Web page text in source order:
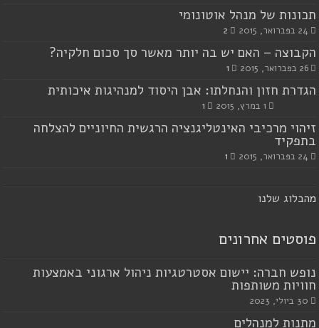
תכונות של מנהל אוטונומי
24 בפברואר, 2015 2
הקבוצה – האם יש בה יותר מאשר סך סכום חלקיה?
26 בפברואר, 2015 1
הגדרת חזון והנחלתו: אבן היסוד למנהיגות איכותית
1 במרץ, 2015 1
זיהוי מרכיבי האינטליגנציה הרגשית החיוניים להצלחה
בתפקיד
24 בפברואר, 2015 1
מהבלוג שלנו
פוסטים אחרונים
נופש חברה: יישום אסטרטגיות ניהול ארגוני באמצעות
חוויות משותפות
30 ביולי, 2023
מתנות למנהלים